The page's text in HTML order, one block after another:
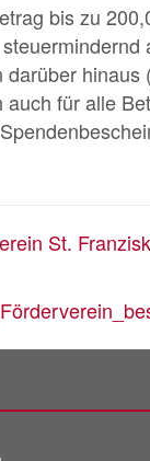
bis zu
hinaus
auch für alle
St.